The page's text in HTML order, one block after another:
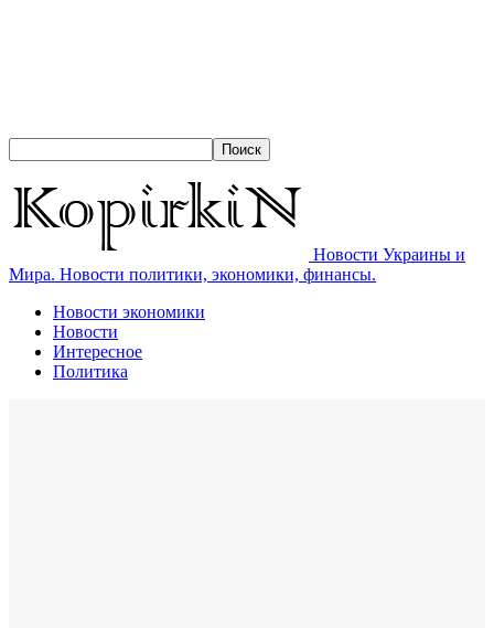
Новости Украины и
Мира. Новости политики, экономики, финансы.
Новости экономики
Новости
Интересное
Политика